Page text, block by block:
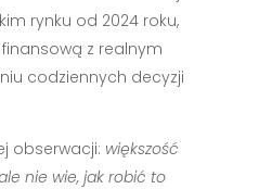
rynku od 2024 roku,
z realnym
codziennych decyzji
obserwacji: większość
nie wie, jak robić to